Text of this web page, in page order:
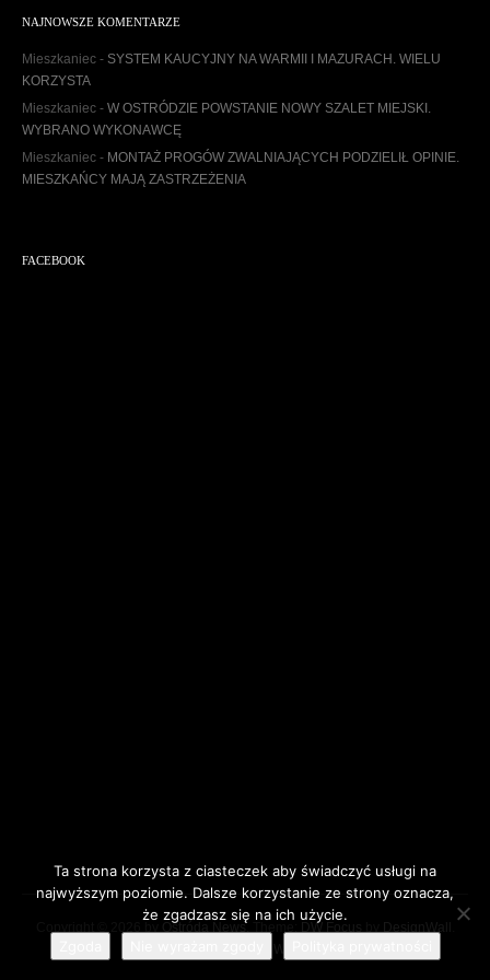
w
u
NAJNOWSZE KOMENTARZE
Mieszkaniec - SYSTEM KAUCYJNY NA WARMII I MAZURACH. WIELU
KORZYSTA
Mieszkaniec - W OSTRÓDZIE POWSTANIE NOWY SZALET MIEJSKI.
WYBRANO WYKONAWCĘ
Mieszkaniec - MONTAŻ PROGÓW ZWALNIAJĄCYCH PODZIELIŁ OPINIE.
MIESZKAŃCY MAJĄ ZASTRZEŻENIA
FACEBOOK
Ostróda News. Theme: DW Focus DesignWall
Ta strona korzysta z ciasteczek aby świadczyć usługi na
najwyższym poziomie. Dalsze korzystanie ze strony oznacza,
że zgadzasz się na ich użycie.